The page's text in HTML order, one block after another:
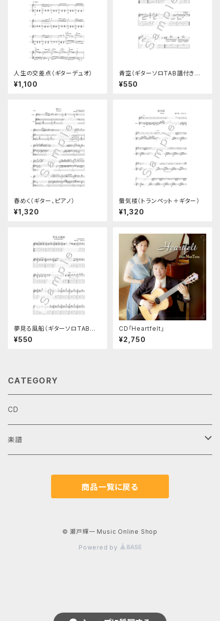
人生の交差点（ギターデュオ）
¥1,100
青空（ギターソロTAB譜付き楽
譜）
¥550
春めく（ギター、ピアノ）
¥1,320
蜃気楼（トランペット＋ギター）
¥1,320
夢見る風船（ギターソロTAB譜
付き楽譜）2016年版
¥550
CD「Heartfelt」
¥2,750
CATEGORY
CD
楽譜
商品一覧に戻る
© 瀬戸輝一 Music Online Shop
Powered by